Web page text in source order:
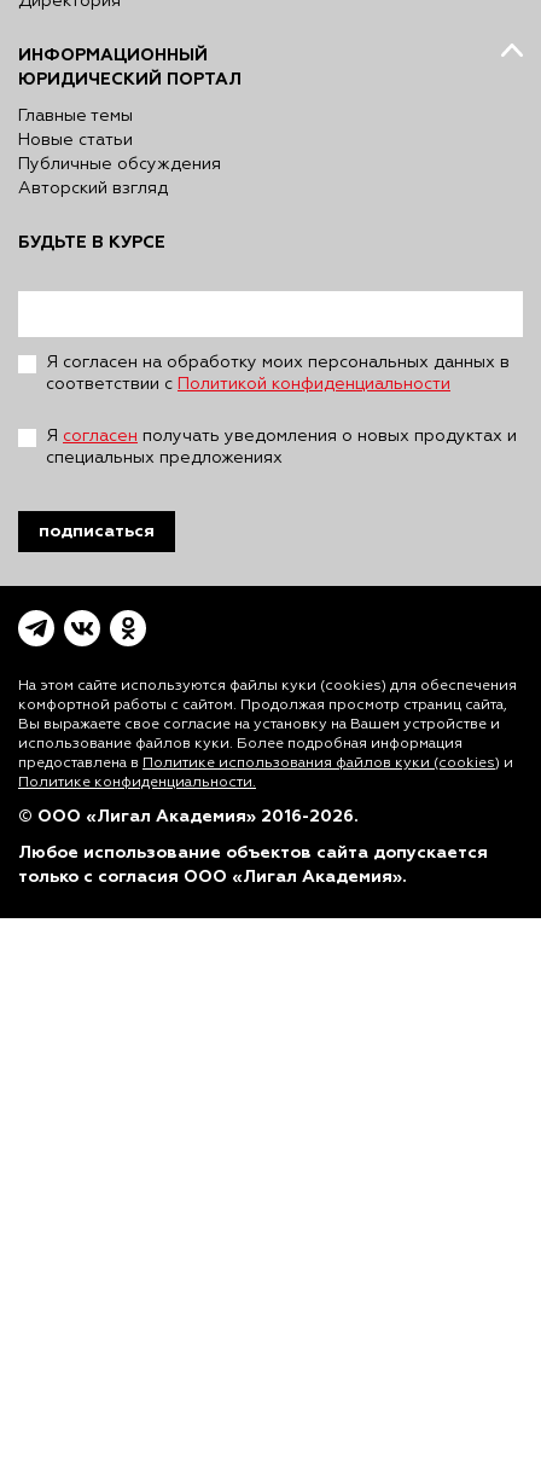
ИНФОРМАЦИОННЫЙ
ЮРИДИЧЕСКИЙ ПОРТАЛ
Главные темы
Новые статьи
Публичные обсуждения
Авторский взгляд
БУДЬТЕ В КУРСЕ
Я согласен на обработку моих персональных данных в
соответствии с
Политикой конфиденциальности
Я согласен получать уведомления о новых продуктах и
специальных предложениях
подписаться
На этом сайте используются файлы куки (cookies) для обеспечения
комфортной работы с сайтом. Продолжая просмотр страниц сайта,
Вы выражаете свое согласие на установку на Вашем устройстве и
использование файлов куки. Более подробная информация
предоставлена в Политике использования файлов куки (cookies) и
Политике конфиденциальности.
© ООО «Лигал Академия» 2016-2026.
Любое использование объектов сайта допускается
только с согласия ООО «Лигал Академия».